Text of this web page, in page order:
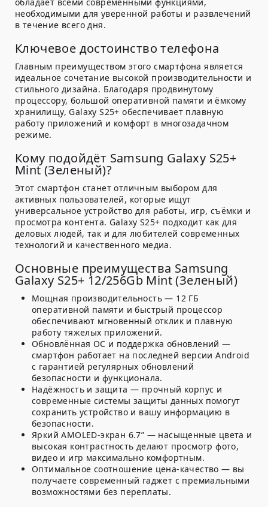
обладает всеми современными функциями,
необходимыми для уверенной работы и развлечений
в течение всего дня.
Ключевое достоинство телефона
Главным преимуществом этого смартфона является
идеальное сочетание высокой производительности и
стильного дизайна. Благодаря продвинутому
процессору, большой оперативной памяти и ёмкому
хранилищу, Galaxy S25+ обеспечивает плавную
работу приложений и комфорт в многозадачном
режиме.
Кому подойдёт Samsung Galaxy S25+
Mint (Зеленый)?
Этот смартфон станет отличным выбором для
активных пользователей, которые ищут
универсальное устройство для работы, игр, съёмки и
просмотра контента. Galaxy S25+ подходит как для
деловых людей, так и для любителей современных
технологий и качественного медиа.
Основные преимущества Samsung
Galaxy S25+ 12/256Gb Mint (Зеленый)
Мощная производительность — 12 ГБ
оперативной памяти и быстрый процессор
обеспечивают мгновенный отклик и плавную
работу тяжелых приложений.
Обновлённая ОС и поддержка обновлений —
смартфон работает на последней версии Android
с гарантией регулярных обновлений
безопасности и функционала.
Надёжность и защита — прочный корпус и
современные системы защиты данных помогут
сохранить устройство и вашу информацию в
безопасности.
Яркий AMOLED-экран 6.7” — насыщенные цвета и
высокая контрастность делают просмотр фото,
видео и игр максимально комфортным.
Оптимальное соотношение цена-качество — вы
получаете современный гаджет с премиальными
возможностями без переплаты.